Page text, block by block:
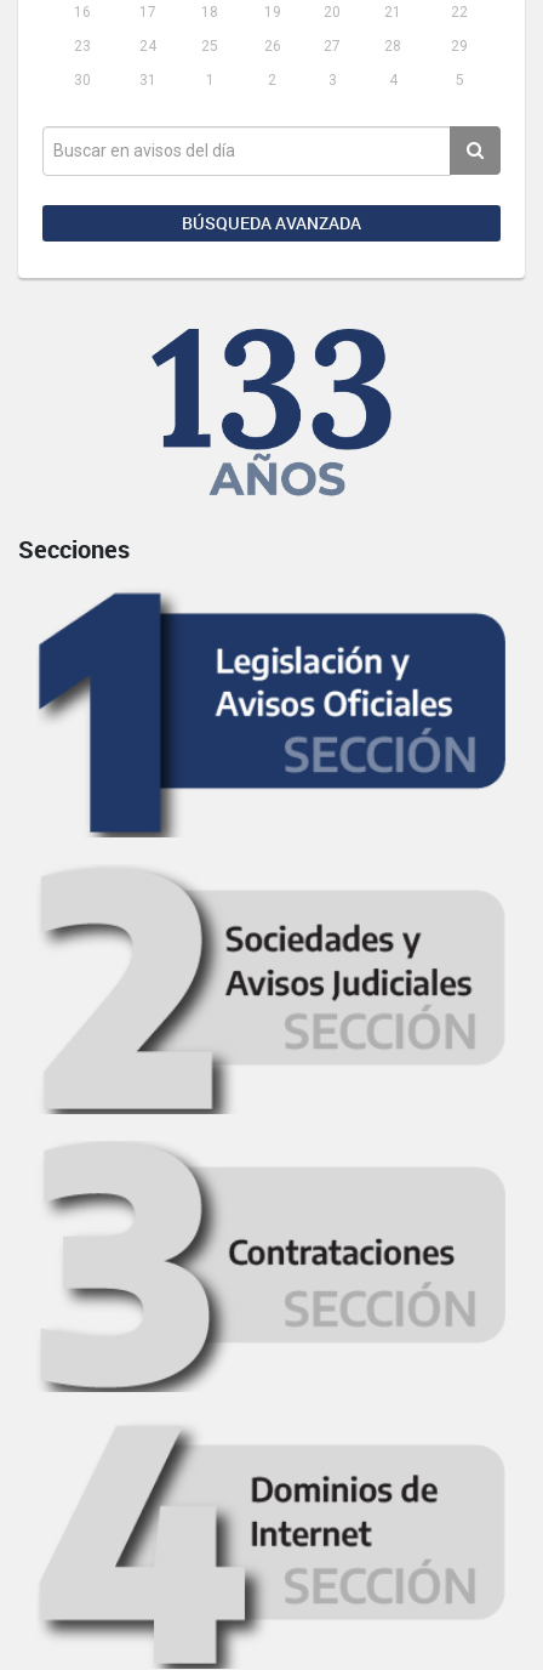
16
17 18 19 20 21
22
23
24 25 26 27 28
29
30
31 1 2 3 4 5
BÚSQUEDA AVANZADA
Secciones